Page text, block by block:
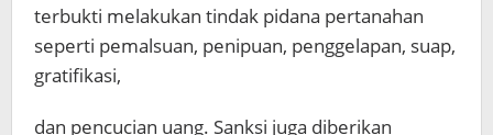
terbukti melakukan tindak pidana pertanahan
seperti pemalsuan, penipuan, penggelapan, suap,
gratifikasi,
dan pencucian uang. Sanksi juga diberikan